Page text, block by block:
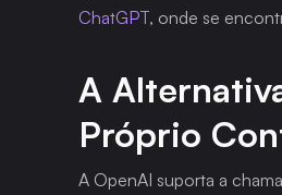
ChatGPT, onde se
A
Próprio
A OpenAI suporta a